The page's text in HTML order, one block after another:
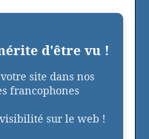
d'être vu !
site dans nos
francophones
sur le web !